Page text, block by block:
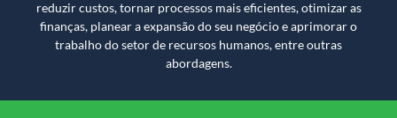
reduzir custos, tornar processos mais eficientes, otimizar as
finanças, planear a expansão do seu negócio e aprimorar o
trabalho do setor de recursos humanos, entre outras
abordagens.